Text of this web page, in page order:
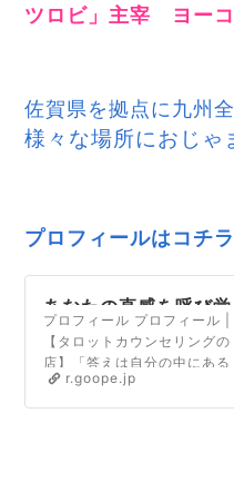
ツロビ」主宰 ヨー
佐賀県を拠点に九州
様々な場所におじゃ
プロフィールはコチ
あなたの直感を呼び覚
ますタロット〜タロッ
トを日常に〜くつろぐ
日「クツロビ」
プロフィール プロフィール |
【タロットカウンセリングの
店】「答えは自分の中にある
といいます。タロットカード
用いて、あなた自身の中にあ
r.goope.jp